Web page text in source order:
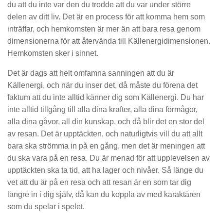
du att du inte var den du trodde att du var under större
delen av ditt liv. Det är en process för att komma hem som
inträffar, och hemkomsten är mer än att bara resa genom
dimensionerna för att återvända till Källenergidimensionen.
Hemkomsten sker i sinnet.
Det är dags att helt omfamna sanningen att du är
Källenergi, och när du inser det, då måste du förena det
faktum att du inte alltid känner dig som Källenergi. Du har
inte alltid tillgång till alla dina krafter, alla dina förmågor,
alla dina gåvor, all din kunskap, och då blir det en stor del
av resan. Det är upptäckten, och naturligtvis vill du att allt
bara ska strömma in på en gång, men det är meningen att
du ska vara på en resa. Du är menad för att upplevelsen av
upptäckten ska ta tid, att ha lager och nivåer. Så länge du
vet att du är på en resa och att resan är en som tar dig
längre in i dig själv, då kan du koppla av med karaktären
som du spelar i spelet.